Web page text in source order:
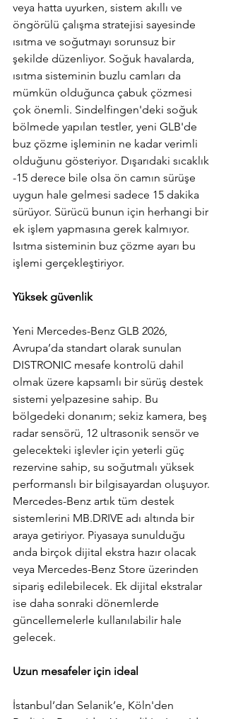
veya hatta uyurken, sistem akıllı ve
öngörülü çalışma stratejisi sayesinde
ısıtma ve soğutmayı sorunsuz bir
şekilde düzenliyor. Soğuk havalarda,
ısıtma sisteminin buzlu camları da
mümkün olduğunca çabuk çözmesi
çok önemli. Sindelfingen'deki soğuk
bölmede yapılan testler, yeni GLB'de
buz çözme işleminin ne kadar verimli
olduğunu gösteriyor. Dışarıdaki sıcaklık
-15 derece bile olsa ön camın sürüşe
uygun hale gelmesi sadece 15 dakika
sürüyor. Sürücü bunun için herhangi bir
ek işlem yapmasına gerek kalmıyor.
Isıtma sisteminin buz çözme ayarı bu
işlemi gerçekleştiriyor.
Yüksek güvenlik
Yeni Mercedes-Benz GLB 2026,
Avrupa’da standart olarak sunulan
DISTRONIC mesafe kontrolü dahil
olmak üzere kapsamlı bir sürüş destek
sistemi yelpazesine sahip. Bu
bölgedeki donanım; sekiz kamera, beş
radar sensörü, 12 ultrasonik sensör ve
gelecekteki işlevler için yeterli güç
rezervine sahip, su soğutmalı yüksek
performanslı bir bilgisayardan oluşuyor.
Mercedes-Benz artık tüm destek
sistemlerini MB.DRIVE adı altında bir
araya getiriyor. Piyasaya sunulduğu
anda birçok dijital ekstra hazır olacak
veya Mercedes-Benz Store üzerinden
sipariş edilebilecek. Ek dijital ekstralar
ise daha sonraki dönemlerde
güncellemelerle kullanılabilir hale
gelecek.
Uzun mesafeler için ideal
İstanbul’dan Selanik’e, Köln'den